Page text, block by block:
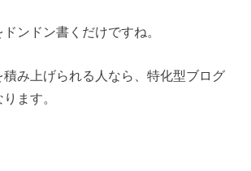
ンドン書くだけですね。
積み上げられる人なら、特化型ブログ
ます。